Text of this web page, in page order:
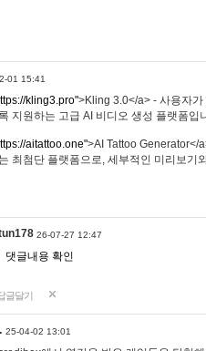
01 15:41
kling3.pro">Kling 3.0</a> - 사용자
지원하는 고급 AI 비디오 생성 플랫폼
aitattoo.one">AI Tattoo Generator</
최첨단 플랫폼으로, 세부적인 미리보기
26-07-27 12:47
댓글내용 확인
글달기
25-04-02 13:01